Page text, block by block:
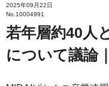
2025年09月22日
No.10004991
若年層約40人
について議論